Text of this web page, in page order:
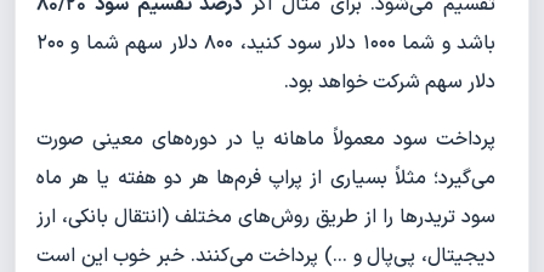
باشد و شما ۱۰۰۰ دلار سود کنید، ۸۰۰ دلار سهم شما و ۲۰۰
دلار سهم شرکت خواهد بود.
پرداخت سود معمولاً ماهانه یا در دوره‌های معینی صورت
می‌گیرد؛ مثلاً بسیاری از پراپ فرم‌ها هر دو هفته یا هر ماه
سود تریدرها را از طریق روش‌های مختلف (انتقال بانکی، ارز
دیجیتال، پی‌پال و ...) پرداخت می‌کنند. خبر خوب این است